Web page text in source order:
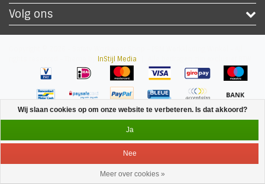
Volg ons
InStijl Media
Menu Inloggen
Wij slaan cookies op om onze website te verbeteren. Is dat akkoord?
Ja
Nee
Meer over cookies »